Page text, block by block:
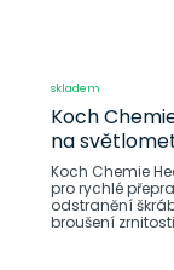
skladem
Koch
na
Koch Chemie
pro rychlé
odstranění